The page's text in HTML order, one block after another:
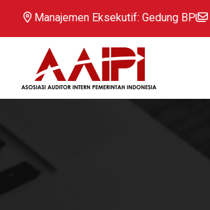
Manajemen Eksekutif: Gedung BP